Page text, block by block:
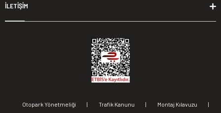
İLETİŞİM
Otopark Yönetmeliği | Trafik Kanunu | Montaj Kılavuzu
|